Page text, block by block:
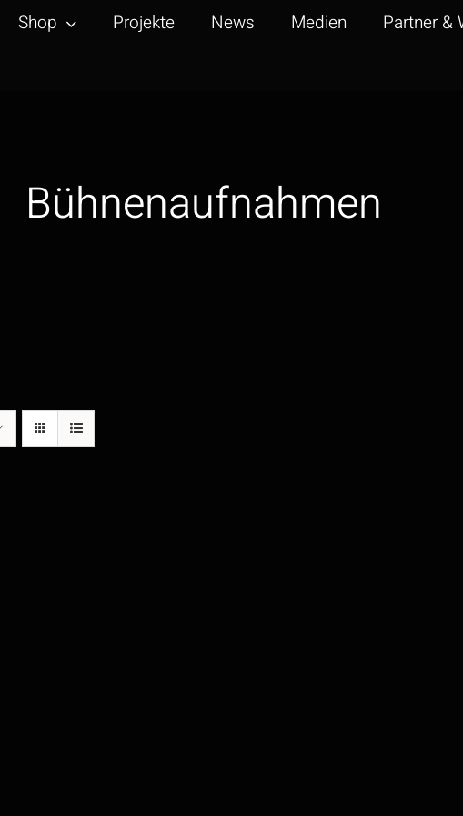
Shop Projekte News Medien Partner &
Bühnenaufnahmen